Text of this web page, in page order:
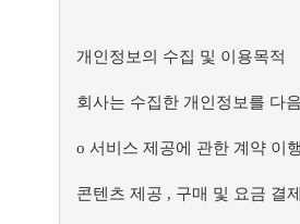
개인정보의 수집 및 이용목적
회사는 수집한 개인정보를 다
ο 서비스 제공에 관한 계약 이
콘텐츠 제공 , 구매 및 요금 결